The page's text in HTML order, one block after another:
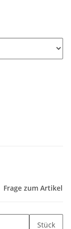
Frage zum Artikel
Stück